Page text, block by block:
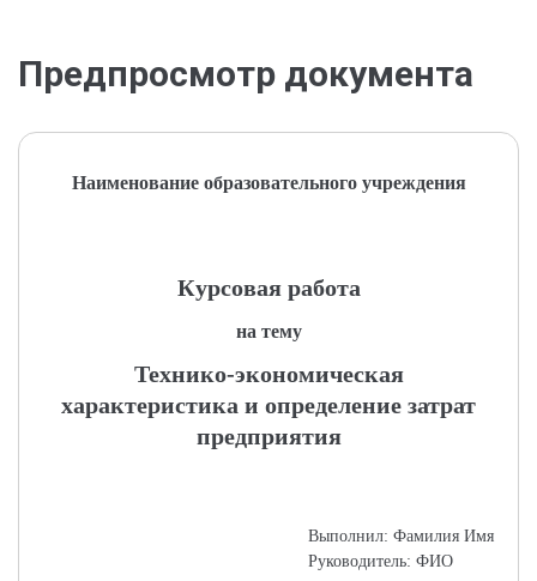
Предпросмотр документа
Наименование образовательного учреждения
Курсовая работа
на тему
Технико-экономическая
характеристика и определение затрат
предприятия
Выполнил: Фамилия Имя
Руководитель: ФИО